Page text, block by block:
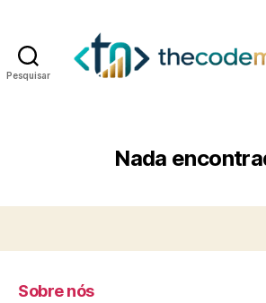
Pesquisar
Nada
Sobre nós